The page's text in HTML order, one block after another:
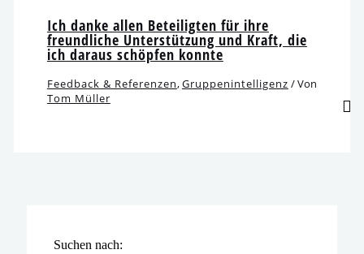
Ich dan­ke allen Beteiligten für ihre
freund­li­che Unterstützung und Kraft, die
ich dar­aus schöp­fen konnte
Feedback & Referenzen,Gruppenintelligenz / Von
Tom Müller
Suchen nach: